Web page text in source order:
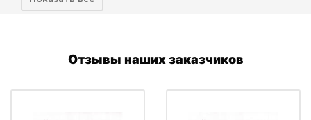
Отзывы наших заказчиков